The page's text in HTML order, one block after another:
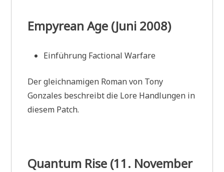
Empyrean Age (Juni 2008)
Einführung Factional Warfare
Der gleichnamigen Roman von Tony
Gonzales beschreibt die Lore Handlungen in
diesem Patch.
Quantum Rise (11. November